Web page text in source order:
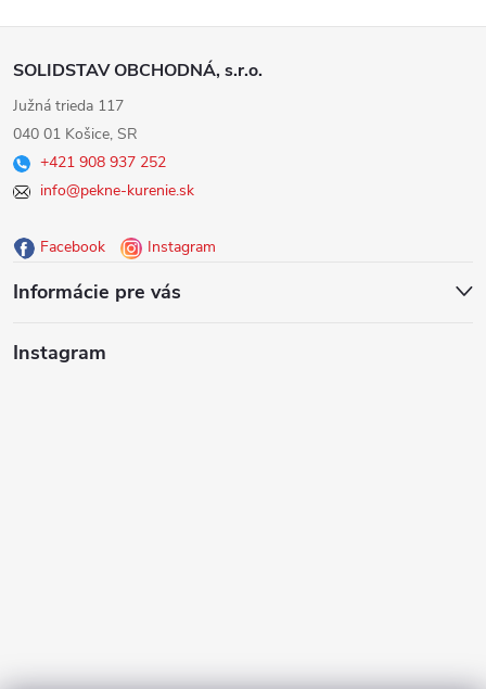
Z
á
p
ä
e
SOLIDSTAV OBCHODNÁ, s.r.o.
Južná trieda 117
040 01 Košice, SR
+421 908 937 252
info@pekne-kurenie.sk
Facebook Instagram
Informácie pre vás
Instagram